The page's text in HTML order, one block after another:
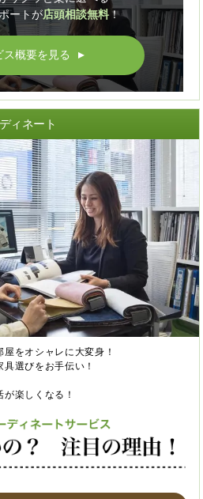
ートが店頭相談無料！
ス概要を見る ▲
ィネート
をオシャレに大変身！
選びをお手伝い！
楽しくなる！